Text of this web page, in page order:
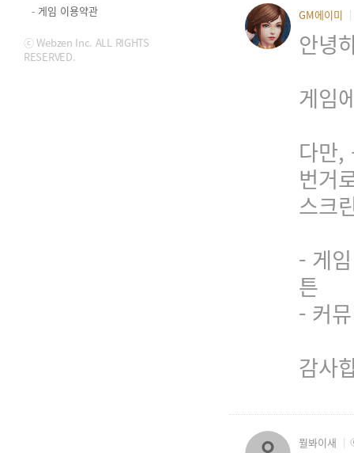
게임 이용약관
ⓒ Webzen Inc. ALL RIGHTS
RESERVED.
GM에이미
안녕
게임
다만,
번거
스크
- 게
튼
- 커
감사
뭘봐이새